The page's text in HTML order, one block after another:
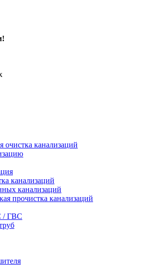
очистка канализаций
канализаций
канализаций
прочистка канализаций
/ ГВС